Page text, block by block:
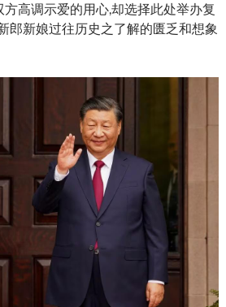
高调示爱的用心,却选择此处举办复
郎新娘过往历史之了解的匮乏和想象